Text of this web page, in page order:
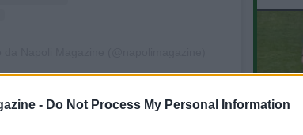
- Do Not Process My Personal Information